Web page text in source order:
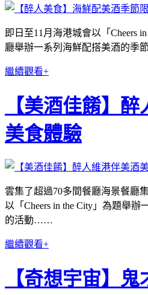
即日至11月海港城會以「Cheers
廳舉辦一系列海鮮配搭美酒的
繼續觀看+
【美酒佳餚】
美食體驗
雲集了超過70多間餐廳海景餐廳
以「Cheers in the City」為題舉
的活動……
繼續觀看+
【奇想宇宙】